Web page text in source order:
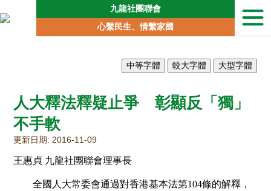
本
向
地
區
委
九龍社團聯會
心繫民生、情繫家國
人大釋法釋疑止爭 彰顯反「獨」
不手軟
更新日期: 2016-11-09
王惠貞 九龍社團聯會理事長
全國人大常委會通過對香港基本法第104條的解釋，